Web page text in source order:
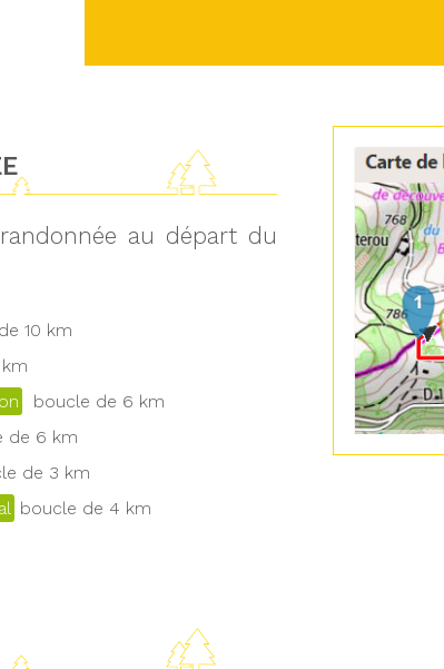
au départ du
10 km
boucle de 6 km
de 6 km
de 3 km
boucle de 4 km